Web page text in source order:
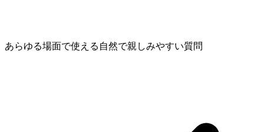
あらゆる場面で使える自然で親しみやすい質問